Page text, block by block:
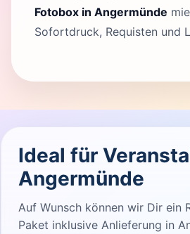
Fotobox in Angermünde
Sofortdruck, Requisten und
Ideal für
Angermünde
Auf Wunsch können wir Dir ein
Paket inklusive Anlieferung in